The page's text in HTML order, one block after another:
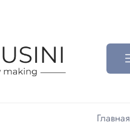
Главная